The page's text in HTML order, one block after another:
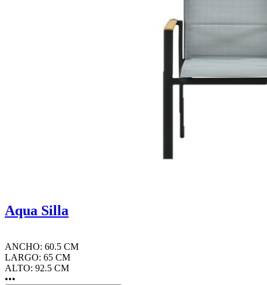
Aqua Silla
ANCHO: 60.5 CM
LARGO: 65 CM
ALTO: 92.5 CM
•••